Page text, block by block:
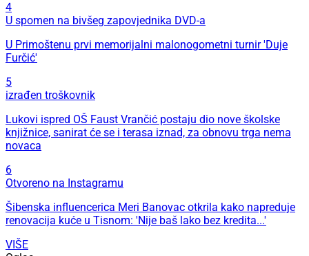
4
U spomen na bivšeg zapovjednika DVD-a
U Primoštenu prvi memorijalni malonogometni turnir 'Duje
Furčić'
5
izrađen troškovnik
Lukovi ispred OŠ Faust Vrančić postaju dio nove školske
knjižnice, sanirat će se i terasa iznad, za obnovu trga nema
novaca
6
Otvoreno na Instagramu
Šibenska influencerica Meri Banovac otkrila kako napreduje
renovacija kuće u Tisnom: 'Nije baš lako bez kredita...'
VIŠE